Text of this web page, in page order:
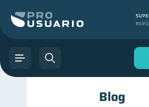
Blog